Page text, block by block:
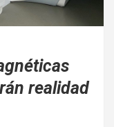
realidad